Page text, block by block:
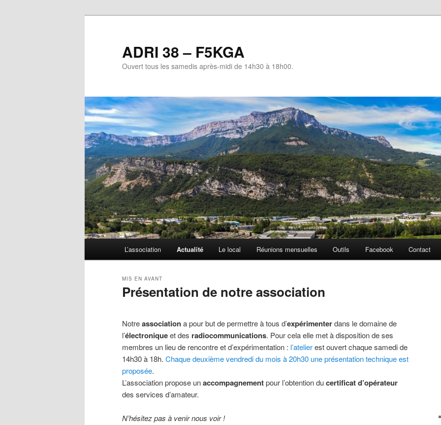
ADRI 38 – F5KGA
Ouvert tous les samedis après-midi de 14h30 à 18h00.
L’association Actualité Le local Réunions mensuelles Outils Facebook Contact
Présentation de notre association
MIS EN AVANT
Notreassociationa pour but de permettre à tous d’expérimenterdans le domaine de
l’électroniqueet des radiocommunications. Pour cela elle met à disposition de ses
membres un lieu de rencontre et d’expérimentation : l’atelierest ouvert chaque samedi de
14h30 à 18h. Chaque deuxième vendredi du mois à 20h30 une présentation technique est
proposée.
L’association propose unaccompagnementpour l’obtention ducertificat d’opérateur
des services d’amateur.
N’hésitez pas à venir nous voir !